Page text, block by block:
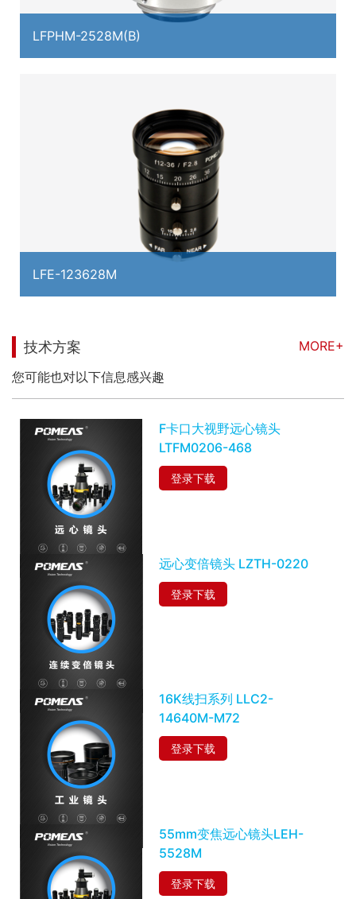
LFPHM-2528M(B)
LFE-123628M
技术方案
MORE+
您可能也对以下信息感兴趣
F卡口大视野远心镜头
LTFM0206-468
登录下载
远心变倍镜头 LZTH-0220
登录下载
16K线扫系列 LLC2-
14640M-M72
登录下载
55mm变焦远心镜头LEH-
5528M
登录下载